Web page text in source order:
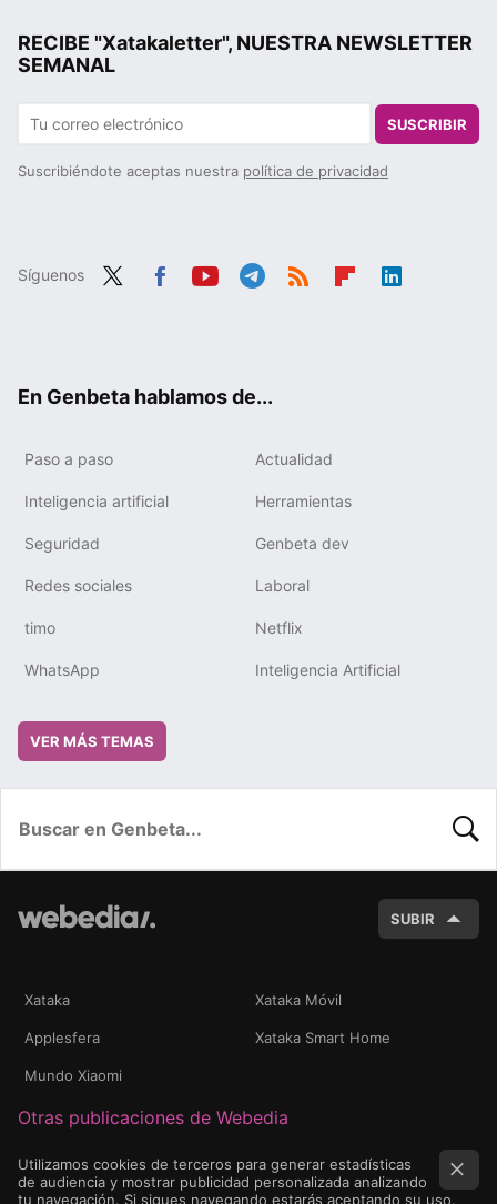
RECIBE "Xatakaletter", NUESTRA NEWSLETTER
SEMANAL
SUSCRIBIR
Suscribiéndote aceptas nuestra política de privacidad
Síguenos
En Genbeta hablamos de...
Paso a paso Actualidad
Inteligencia artificial Herramientas
Seguridad Genbeta dev
Redes sociales Laboral
timo Netflix
WhatsApp Inteligencia Artificial
VER MÁS TEMAS
SUBIR
Xataka Xataka Móvil
Applesfera Xataka Smart Home
Mundo Xiaomi
Otras publicaciones de Webedia
Utilizamos cookies de terceros para generar estadísticas
de audiencia y mostrar publicidad personalizada analizando
tu navegación. Si sigues navegando estarás aceptando su uso.